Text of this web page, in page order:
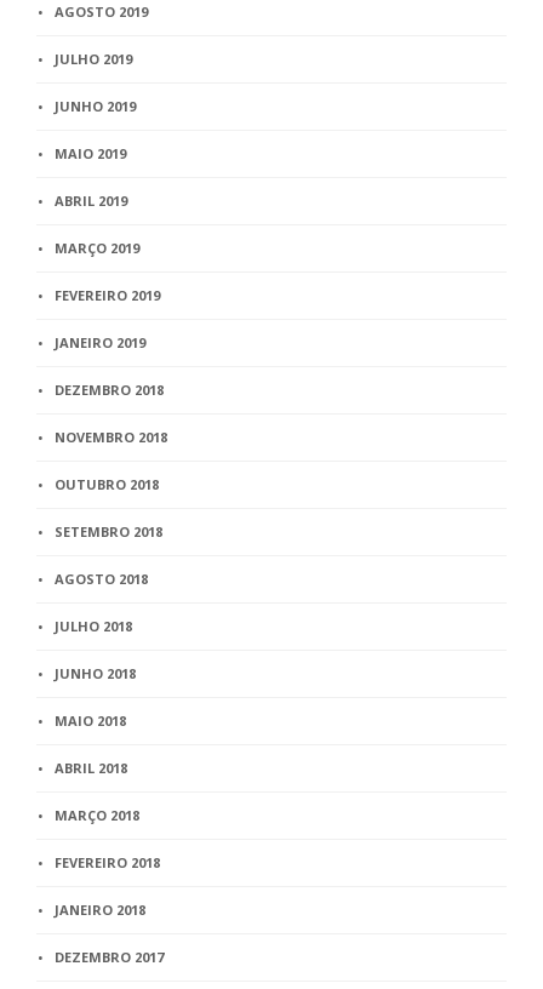
AGOSTO 2019
JULHO 2019
JUNHO 2019
MAIO 2019
ABRIL 2019
MARÇO 2019
FEVEREIRO 2019
JANEIRO 2019
DEZEMBRO 2018
NOVEMBRO 2018
OUTUBRO 2018
SETEMBRO 2018
AGOSTO 2018
JULHO 2018
JUNHO 2018
MAIO 2018
ABRIL 2018
MARÇO 2018
FEVEREIRO 2018
JANEIRO 2018
DEZEMBRO 2017